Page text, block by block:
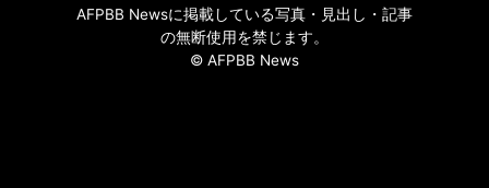
AFPBB Newsに掲載している写真・見出し・記事
の無断使用を禁じます。
© AFPBB News